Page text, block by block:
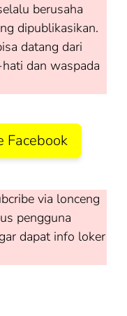
berusaha
dipublikasikan.
datang dari
dan waspada
Facebook
via lonceng
pengguna
dapat info loker